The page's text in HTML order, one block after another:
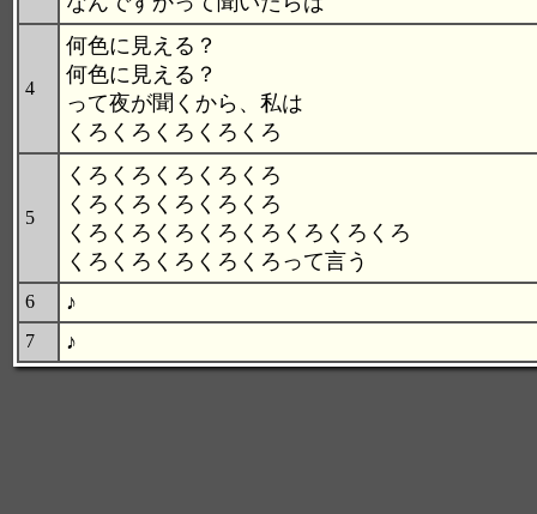
4
何色に見える？
何色に見える？
って夜が聞くから、私は
くろくろくろくろくろ
5
くろくろくろくろくろ
くろくろくろくろくろ
くろくろくろくろくろくろくろくろ
くろくろくろくろくろって言う
6 ♪
7 ♪